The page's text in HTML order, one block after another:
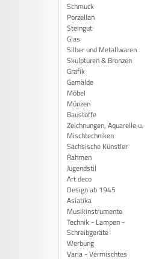
Schmuck
Porzellan
Steingut
Glas
Silber und Metallwaren
Skulpturen & Bronzen
Grafik
Gemälde
Möbel
Münzen
Baustoffe
Zeichnungen, Aquarelle u.
Mischtechniken
Sächsische Künstler
Rahmen
Jugendstil
Art deco
Design ab 1945
Asiatika
Musikinstrumente
Technik - Lampen -
Schreibgeräte
Werbung
Varia - Vermischtes